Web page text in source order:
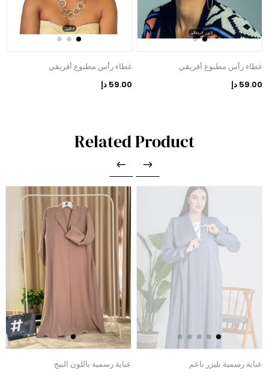
غطاء رأس مطبوع أفريقي
59.00 دإ
غطاء رأس مطبوع أفريقي
59.00 دإ
Related Product
عباية رسمية بليزر ناعم عباية رسمية باللون البيج